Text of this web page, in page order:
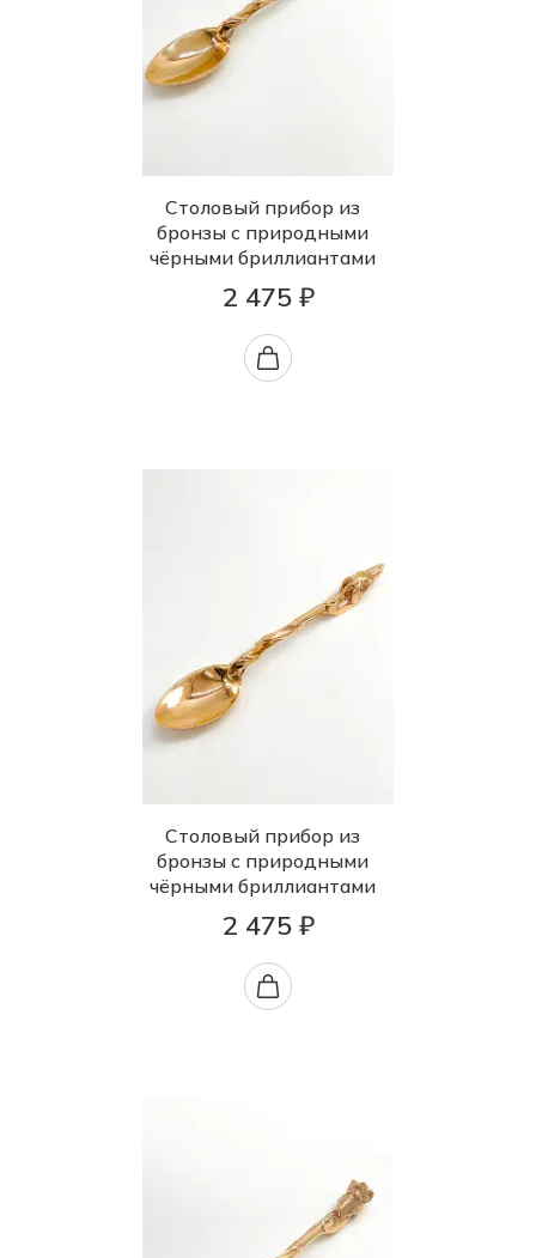
Столовый прибор из
бронзы с природными
чёрными бриллиантами
2 475 ₽
Столовый прибор из
бронзы с природными
чёрными бриллиантами
2 475 ₽